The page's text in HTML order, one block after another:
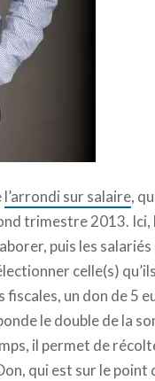
l’arrondi sur salaire,
trimestre 2013.
puis les
celle(s)
un don de 5
le double de la
il permet de
qui est sur le point